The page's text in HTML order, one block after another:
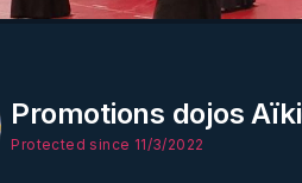
Promotions dojos
Protected since 11/3/2022